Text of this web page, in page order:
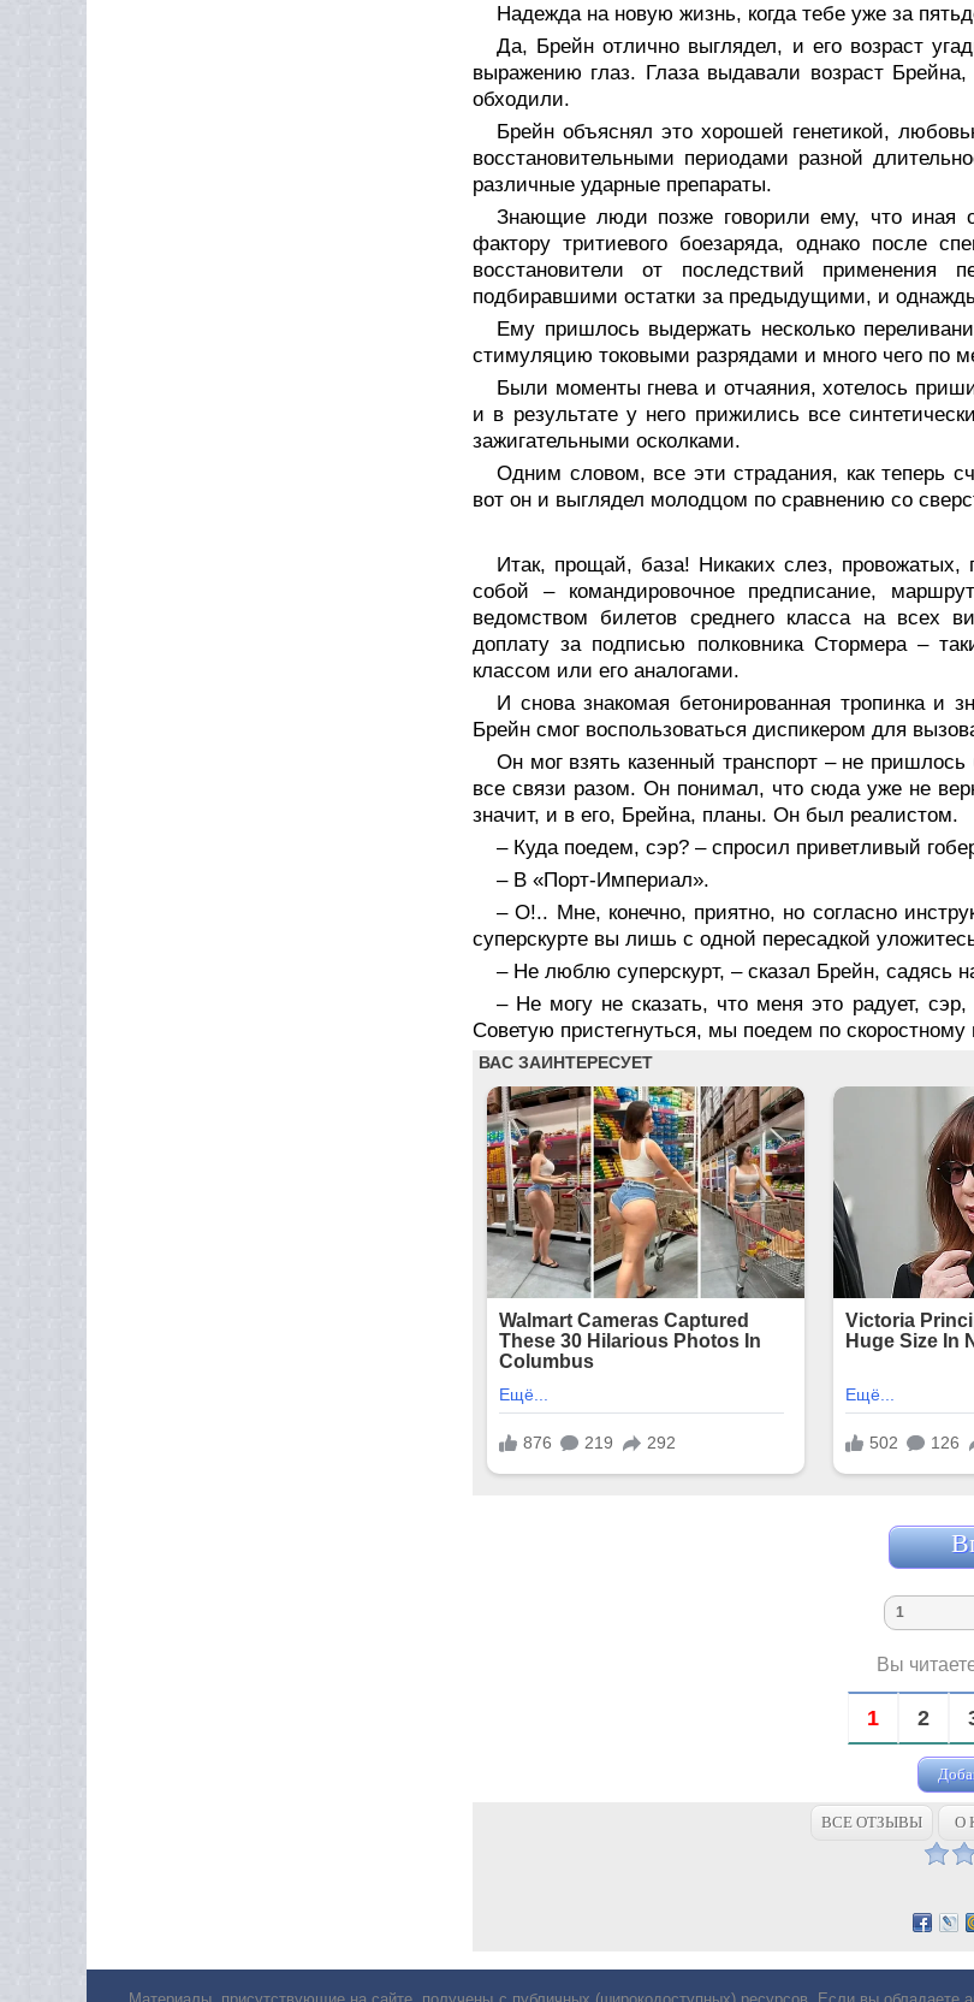
Надежда на новую жизнь, когда тебе уже за
Да, Брейн отлично выглядел, и его возраст
выражению глаз. Глаза выдавали возраст
обходили.
Брейн объяснял это хорошей генетикой,
восстановительными периодами разной
различные ударные препараты.
Знающие люди позже говорили ему, что иная
фактору тритиевого боезаряда, однако после
восстановители от последствий применения
подбиравшими остатки за предыдущими, и
Ему пришлось выдержать несколько
стимуляцию токовыми разрядами и много чего по
Были моменты гнева и отчаяния, хотелось
и в результате у него прижились все
зажигательными осколками.
Одним словом, все эти страдания, как теперь
вот он и выглядел молодцом по сравнению со
Итак, прощай, база! Никаких слез,
собой – командировочное предписание,
ведомством билетов среднего класса на всех
доплату за подписью полковника Стормера –
классом или его аналогами.
И снова знакомая бетонированная тропинка и
Брейн смог воспользоваться диспикером для
Он мог взять казенный транспорт – не
все связи разом. Он понимал, что сюда уже не
значит, и в его, Брейна, планы. Он был реалистом.
– Куда поедем, сэр? – спросил приветливый
– В «Порт-Империал».
– О!.. Мне, конечно, приятно, но согласно
суперскурте вы лишь с одной пересадкой
– Не люблю суперскурт, – сказал Брейн, садясь
– Не могу не сказать, что меня это радует,
Советую пристегнуться, мы поедем по
Вы
1 2
ВСЕ ОТЗЫВЫ О
Материалы, присутствующие на сайте, получены с публичных (широкодоступных) ресурсов. Если вы